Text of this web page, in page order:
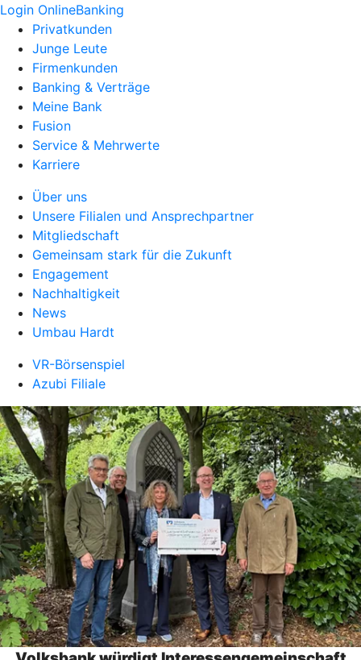
Login OnlineBanking
Privatkunden
Junge Leute
Firmenkunden
Banking & Verträge
Meine Bank
Fusion
Service & Mehrwerte
Karriere
Über uns
Unsere Filialen und Ansprechpartner
Mitgliedschaft
Gemeinsam stark für die Zukunft
Engagement
Nachhaltigkeit
News
Umbau Hardt
VR-Börsenspiel
Azubi Filiale